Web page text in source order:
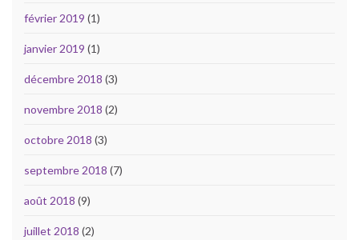
février 2019 (1)
janvier 2019 (1)
décembre 2018 (3)
novembre 2018 (2)
octobre 2018 (3)
septembre 2018 (7)
août 2018 (9)
juillet 2018 (2)